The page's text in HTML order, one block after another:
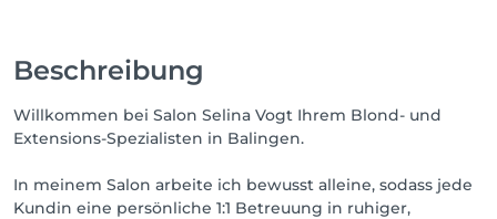
Beschreibung
Willkommen bei Salon Selina Vogt Ihrem Blond- und
Extensions-Spezialisten in Balingen.
In meinem Salon arbeite ich bewusst alleine, sodass jede
Kundin eine persönliche 1:1 Betreuung in ruhiger,